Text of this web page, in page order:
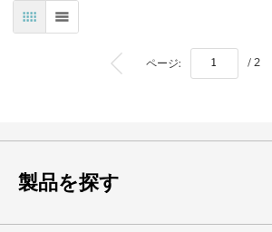
表 リスト
ページ: / 2
製品を探す